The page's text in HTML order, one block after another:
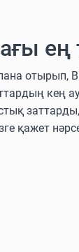
отырып,
қажет